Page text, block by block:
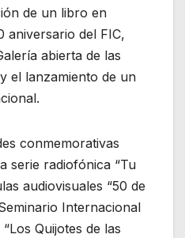
de un libro en
aniversario del FIC,
abierta de las
el lanzamiento de un
conmemorativas
serie radiofónica “Tu
audiovisuales “50 de
Internacional
Quijotes de las